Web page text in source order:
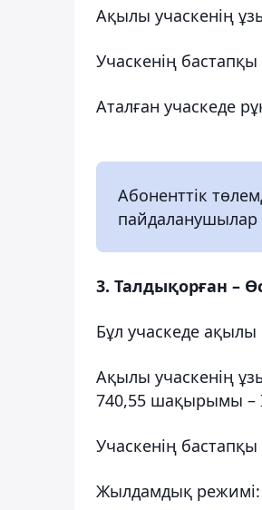
Ақылы учаскенің
Учаскенің
Аталған учаскеде
Абоненттік
пайдаланушылар
3. Талдықорған –
Бұл учаскеде ақылы
Ақылы учаскенің
740,55 шақырымы –
Учаскенің
Жылдамдық режимі: